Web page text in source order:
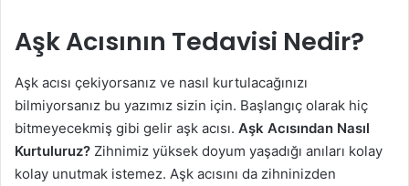
Aşk Acısının Tedavisi Nedir?
Aşk acısı çekiyorsanız ve nasıl kurtulacağınızı
bilmiyorsanız bu yazımız sizin için. Başlangıç olarak hiç
bitmeyecekmiş gibi gelir aşk acısı. Aşk Acısından Nasıl
Kurtuluruz? Zihnimiz yüksek doyum yaşadığı anıları kolay
kolay unutmak istemez. Aşk acısını da zihninizden